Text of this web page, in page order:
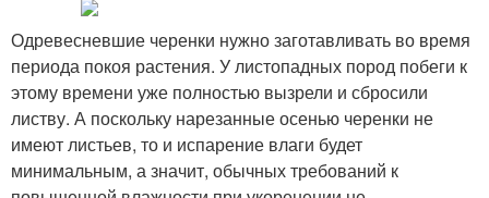
Одревесневшие черенки нужно заготавливать во время
периода покоя растения. У листопадных пород побеги к
этому времени уже полностью вызрели и сбросили
листву. А поскольку нарезанные осенью черенки не
имеют листьев, то и испарение влаги будет
минимальным, а значит, обычных требований к